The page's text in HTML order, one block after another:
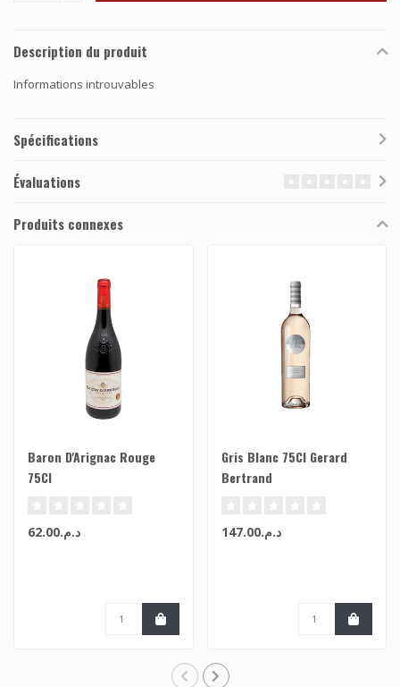
Description du produit
Informations introuvables
Spécifications
Évaluations
Produits connexes
Baron D'Arignac Rouge
75Cl
د.م.62.00
Gris Blanc 75Cl Gerard
Bertrand
د.م.147.00